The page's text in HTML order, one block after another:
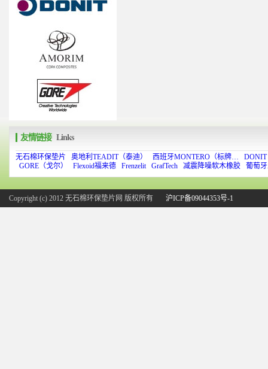
友情链接 Links
无石棉环保垫片 奥地利TEADIT（泰迪） 西班牙MONTERO（标牌…
GORE（戈尔）
Flexoid福来德 Frenzelit GrafTech 减震降噪软木橡胶 葡萄
Copyright (c) 2012 无石棉环保垫片网 版权所有 沪ICP备09044353号-1